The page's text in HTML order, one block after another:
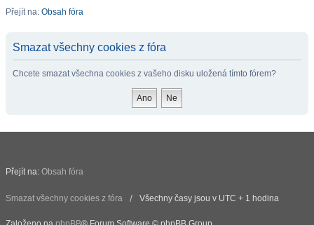
Přejít na: Obsah fóra
Smazat všechny cookies z fóra
Chcete smazat všechna cookies z vašeho disku uložená tímto fórem?
Přejít na: Obsah fóra
Smazat všechny cookies z fóra Všechny časy jsou v UTC + 1 hodina